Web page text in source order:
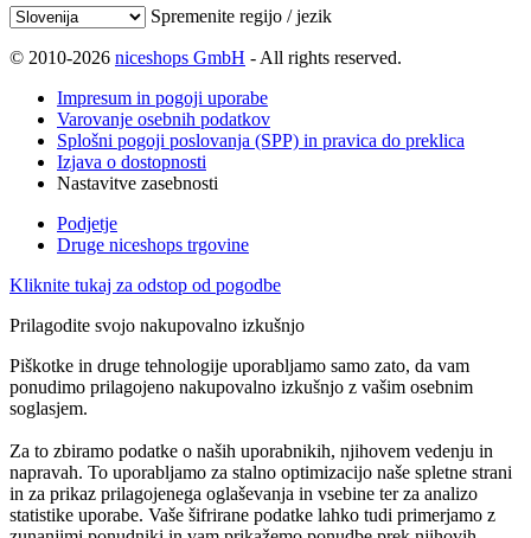
Spremenite regijo / jezik
© 2010-2026 niceshops GmbH - All rights reserved.
Impresum in pogoji uporabe
Varovanje osebnih podatkov
Splošni pogoji poslovanja (SPP) in pravica do preklica
Izjava o dostopnosti
Nastavitve zasebnosti
Podjetje
Druge niceshops trgovine
Kliknite tukaj za odstop od pogodbe
Prilagodite svojo nakupovalno izkušnjo
Piškotke in druge tehnologije uporabljamo samo zato, da vam
ponudimo prilagojeno nakupovalno izkušnjo z vašim osebnim
soglasjem.
Za to zbiramo podatke o naših uporabnikih, njihovem vedenju in
napravah. To uporabljamo za stalno optimizacijo naše spletne strani
in za prikaz prilagojenega oglaševanja in vsebine ter za analizo
statistike uporabe. Vaše šifrirane podatke lahko tudi primerjamo z